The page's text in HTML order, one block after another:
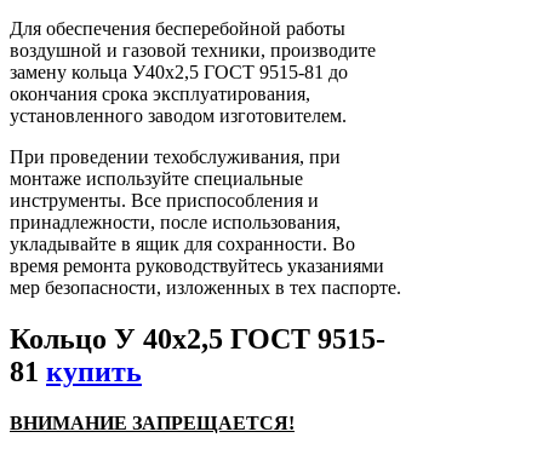
Для обеспечения бесперебойной работы
воздушной и газовой техники, производите
замену кольца У40х2,5 ГОСТ 9515-81 до
окончания срока эксплуатирования,
установленного заводом изготовителем.
При проведении техобслуживания, при
монтаже используйте специальные
инструменты. Все приспособления и
принадлежности, после использования,
укладывайте в ящик для сохранности. Во
время ремонта руководствуйтесь указаниями
мер безопасности, изложенных в тех паспорте.
Кольцо У 40х2,5 ГОСТ 9515-
81 купить
ВНИМАНИЕ ЗАПРЕЩАЕТСЯ!